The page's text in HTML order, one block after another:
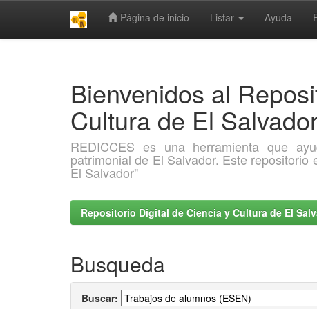
Página de inicio Listar Ayuda
Bienvenidos al
Cultura de El
REDICCES es una herramienta que
patrimonial de El Salvador. Este
El Salvador"
Repositorio Digital de Ciencia y Cultura de El
Busqueda
Buscar: